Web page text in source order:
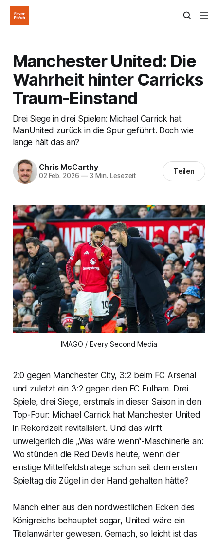
Manchester United: Die
Wahrheit hinter Carricks
Traum-Einstand
Drei Siege in drei Spielen: Michael Carrick hat
ManUnited zurück in die Spur geführt. Doch wie
lange hält das an?
Chris McCarthy
02 Feb. 2026 —3 Min. Lesezeit Teilen
IMAGO / Every Second Media
2:0 gegen Manchester City, 3:2 beim FC Arsenal
und zuletzt ein 3:2 gegen den FC Fulham. Drei
Spiele, drei Siege, erstmals in dieser Saison in den
Top-Four: Michael Carrick hat Manchester United
in Rekordzeit revitalisiert. Und das wirft
unweigerlich die „Was wäre wenn“-Maschinerie an:
Wo stünden die Red Devils heute, wenn der
einstige Mittelfeldstratege schon seit dem ersten
Spieltag die Zügel in der Hand gehalten hätte?
Manch einer aus den nordwestlichen Ecken des
Königreichs behauptet sogar, United wäre ein
Titelanwärter gewesen. Gemach, so leicht ist das